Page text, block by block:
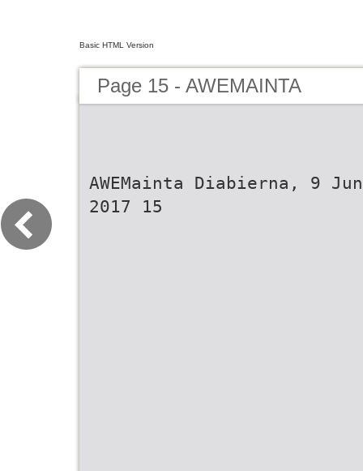
Basic HTML Version
Page 15 - AWEMAINTA
AWEMainta Diabierna, 9
2017 15